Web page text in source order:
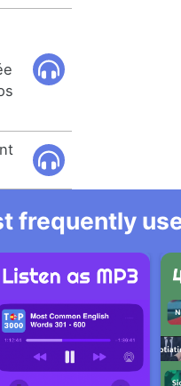
frequently